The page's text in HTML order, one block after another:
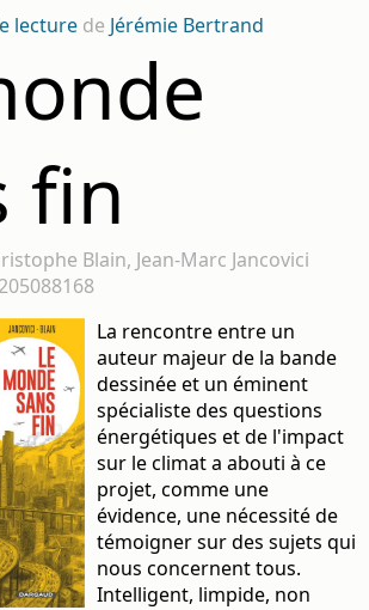
lecturede Jérémie Bertrand
fin
Blain, Jean-Marc Jancovici
La rencontre entre un
auteur majeur de la bande
dessinée et un éminent
spécialiste des questions
énergétiques et de l'impact
sur le climat a abouti à ce
projet, comme une
évidence, une nécessité de
témoigner sur des sujets qui
nous concernent tous.
Intelligent, limpide, non